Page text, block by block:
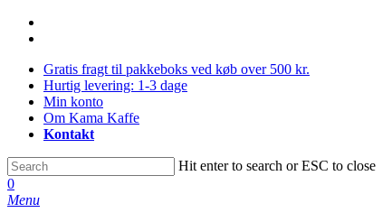
Skip
contentGratis fragt til pakkeboks ved køb over 500 kr.
Hurtig levering: 1-3 dage
Min konto
Om Kama Kaffe
Kontakt
Hit enter to search or ESC to close
Close
Search
0
Menu